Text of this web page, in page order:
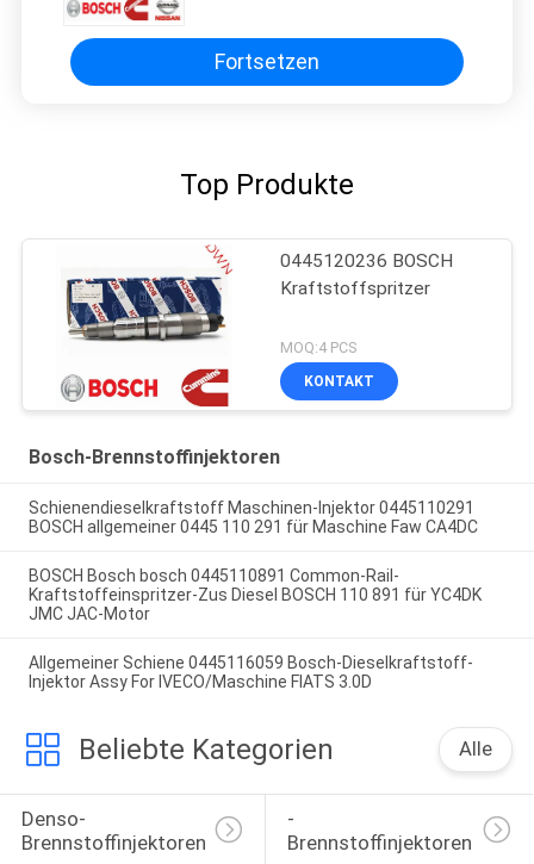
Cumminss Nissan ZD30
Fortsetzen
Top Produkte
0445120236 BOSCH
Kraftstoffspritzer
MOQ:4 PCS
KONTAKT
Bosch-Brennstoffinjektoren
Schienendieselkraftstoff Maschinen-Injektor 0445110291
BOSCH allgemeiner 0445 110 291 für Maschine Faw CA4DC
BOSCH Bosch bosch 0445110891 Common-Rail-
Kraftstoffeinspritzer-Zus Diesel BOSCH 110 891 für YC4DK
JMC JAC-Motor
Allgemeiner Schiene 0445116059 Bosch-Dieselkraftstoff-
Injektor Assy For IVECO/Maschine FIATS 3.0D
Beliebte Kategorien Alle
Denso-
Brennstoffinjektoren
-
Brennstoffinjektoren